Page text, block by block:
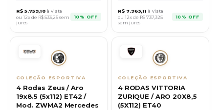
R$ 5.759,10 à vista
ou 12x de R$533,25sem
juros
10% OFF
R$ 7.963,11 à vista
ou 12x de R$737,325
sem juros
10% OFF
COLEÇÃO ESPORTIVA
4 Rodas Zeus / Aro
19x8.5 (5x112) ET42 /
Mod. ZWMA2 Mercedes
COLEÇÃO ESPORTIVA
4 RODAS VITTORIA
ZURIQUE / ARO 20X8,5
(5X112) ET40